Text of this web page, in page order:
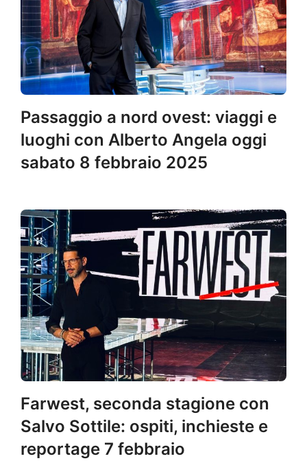
Passaggio a nord ovest: viaggi e
luoghi con Alberto Angela oggi
sabato 8 febbraio 2025
Farwest, seconda stagione con
Salvo Sottile: ospiti, inchieste e
reportage 7 febbraio